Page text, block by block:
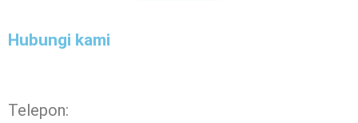
Hubungi kami
Telepon: